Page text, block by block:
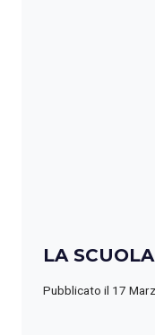
LA
Pubblicato il 17